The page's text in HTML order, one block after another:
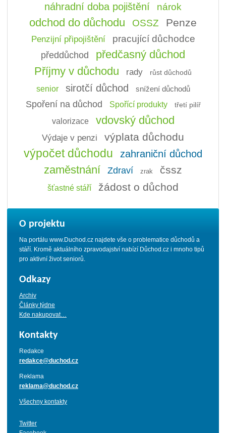
náhradní doba pojištění nárok
odchod do důchodu OSSZ Penze
Penzijní připojištění pracující důchodce
předdůchod předčasný důchod
Příjmy v důchodu rady růst důchodů
senior sirotčí důchod snížení důchodů
Spoření na důchod Spořící produkty třetí pilíř
valorizace vdovský důchod
Výdaje v penzi výplata důchodu
výpočet důchodu zahraniční důchod
zaměstnání Zdraví zrak čssz
šťastné stáří žádost o důchod
O projektu
Na portálu www.Duchod.cz najdete vše o problematice důchodů a
stáří. Kromě aktuálního zpravodajství nabízí Důchod.cz i mnoho tipů
pro aktivní život seniorů.
Odkazy
Archiv
Články týdne
Kde nakupovat…
Kontakty
Redakce
redakce@duchod.cz
Reklama
reklama@duchod.cz
Všechny kontakty
Twitter